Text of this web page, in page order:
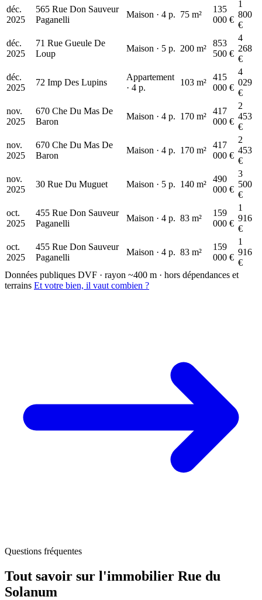
déc.
2025
565 Rue Don Sauveur
Paganelli
Maison · 4 p. 75 m²
135
000 €
1
800
€
déc.
2025
71 Rue Gueule De
Loup
Maison · 5 p. 200 m²
853
500 €
4
268
€
déc.
2025
72 Imp Des Lupins
Appartement
· 4 p.
103 m²
415
000 €
4
029
€
nov.
2025
670 Che Du Mas De
Baron
Maison · 4 p. 170 m²
417
000 €
2
453
€
nov.
2025
670 Che Du Mas De
Baron
Maison · 4 p. 170 m²
417
000 €
2
453
€
nov.
2025
30 Rue Du Muguet Maison · 5 p. 140 m²
490
000 €
3
500
€
oct.
2025
455 Rue Don Sauveur
Paganelli
Maison · 4 p. 83 m²
159
000 €
1
916
€
oct.
2025
455 Rue Don Sauveur
Paganelli
Maison · 4 p. 83 m²
159
000 €
1
916
€
Données publiques DVF · rayon ~400 m · hors dépendances et
terrains Et votre bien, il vaut combien ?
Questions fréquentes
Tout savoir sur l'immobilier Rue du
Solanum